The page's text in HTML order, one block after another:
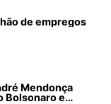
de empregos
Mendonça
Bolsonaro e